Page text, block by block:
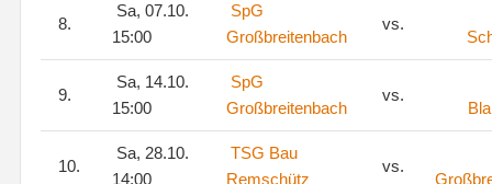
8.
Sa, 07.10.
15:00
SpG
Großbreitenbach
vs.
9.
Sa, 14.10.
15:00
SpG
Großbreitenbach
vs.
10.
Sa, 28.10.
14:00
TSG Bau
Remschütz
vs.